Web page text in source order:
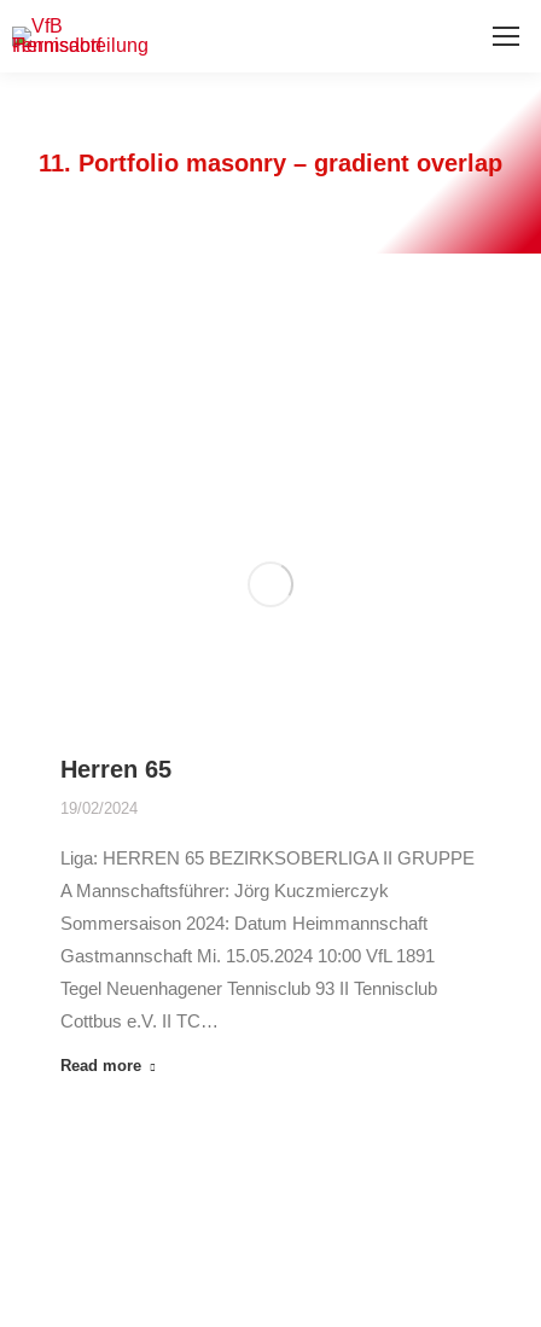
11. Portfolio masonry – gradient overlap
Herren 65
19/02/2024
Liga: HERREN 65 BEZIRKSOBERLIGA II GRUPPE
A Mannschaftsführer: Jörg Kuczmierczyk
Sommersaison 2024: Datum Heimmannschaft
Gastmannschaft Mi. 15.05.2024 10:00 VfL 1891
Tegel Neuenhagener Tennisclub 93 II Tennisclub
Cottbus e.V. II TC…
Read more